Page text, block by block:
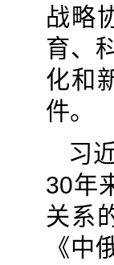
战略
育、
化和
件。
习
30年
关系
《中